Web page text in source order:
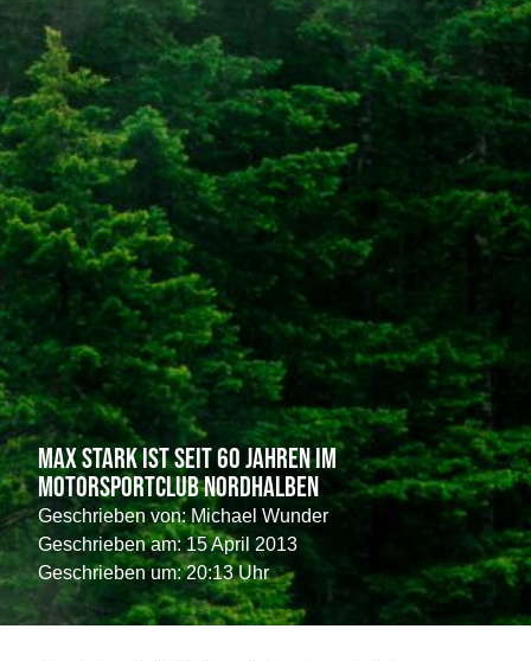
Max Stark ist seit 60 Jahren im
Motorsportclub Nordhalben
Geschrieben von:Michael Wunder
Geschrieben am: 15 April 2013
Geschrieben um: 20:13 Uhr